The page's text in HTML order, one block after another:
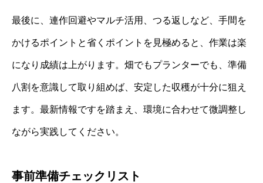
最後に、連作回避やマルチ活用、つる返しなど、手間を
かけるポイントと省くポイントを見極めると、作業は楽
になり成績は上がります。畑でもプランターでも、準備
八割を意識して取り組めば、安定した収穫が十分に狙え
ます。最新情報ですを踏まえ、環境に合わせて微調整し
ながら実践してください。
事前準備チェックリスト